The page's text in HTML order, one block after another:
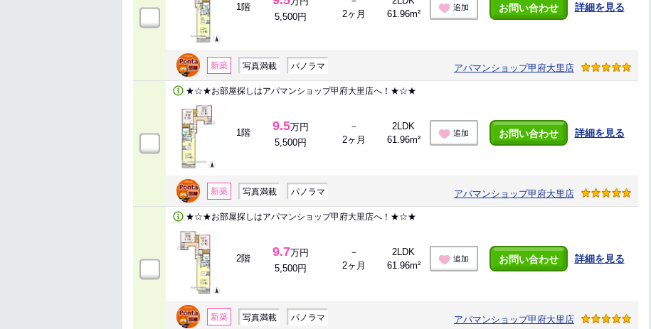
1階
5,500円
2ヶ月
61.96m²
追加 お問い合わせ 詳細を見る
新築 写真満載 パノラマ アパマンショップ甲府大里店
★☆★お部屋探しはアパマンショップ甲府大里店へ！★☆★
1階 9.5万円
5,500円
－
2ヶ月
2LDK
61.96m²
追加 お問い合わせ 詳細を見る
新築 写真満載 パノラマ アパマンショップ甲府大里店
★☆★お部屋探しはアパマンショップ甲府大里店へ！★☆★
2階 9.7万円
5,500円
－
2ヶ月
2LDK
61.96m²
追加 お問い合わせ 詳細を見る
新築 写真満載 パノラマ アパマンショップ甲府大里店